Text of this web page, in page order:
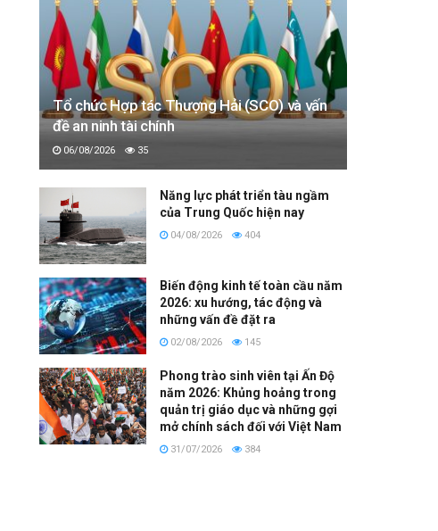
Tổ chức Hợp tác Thượng Hải (SCO) và vấn
đề an ninh tài chính
06/08/2026 35
Năng lực phát triển tàu ngầm
của Trung Quốc hiện nay
04/08/2026 404
Biến động kinh tế toàn cầu năm
2026: xu hướng, tác động và
những vấn đề đặt ra
02/08/2026 145
Phong trào sinh viên tại Ấn Độ
năm 2026: Khủng hoảng trong
quản trị giáo dục và những gợi
mở chính sách đối với Việt Nam
31/07/2026 384